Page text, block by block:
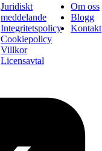
Juridiskt
meddelande
Integritetspolicy
Cookiepolicy
Villkor
Licensavtal
Om oss
Blogg
Kontakt